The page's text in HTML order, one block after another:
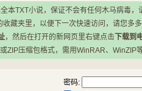
本TXT小说，保证不会有任何木马病毒，
藏夹里，以便下一次快速访问，请您多
，然后在打开的新网页里右键点击 下载到
ZIP压缩包格式，需用WinRAR、WinZIP
密码: